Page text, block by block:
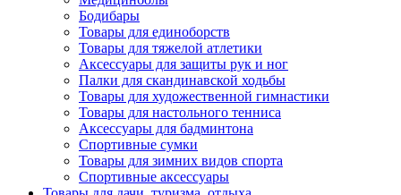
Бодибары
Товары для единоборств
Товары для тяжелой атлетики
Аксессуары для защиты рук и ног
Палки для скандинавской ходьбы
Товары для художественной гимнастики
Товары для настольного тенниса
Аксессуары для бадминтона
Спортивные сумки
Товары для зимних видов спорта
Спортивные аксессуары